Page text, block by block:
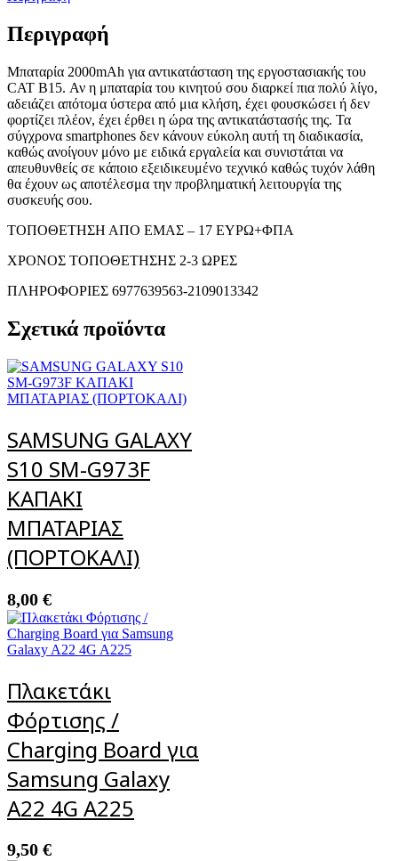
Περιγραφή
Μπαταρία 2000mAh για αντικατάσταση της εργοστασιακής του
CAT B15. Αν η μπαταρία του κινητού σου διαρκεί πια πολύ λίγο,
αδειάζει απότομα ύστερα από μια κλήση, έχει φουσκώσει ή δεν
φορτίζει πλέον, έχει έρθει η ώρα της αντικατάστασής της. Τα
σύγχρονα smartphones δεν κάνουν εύκολη αυτή τη διαδικασία,
καθώς ανοίγουν μόνο με ειδικά εργαλεία και συνιστάται να
απευθυνθείς σε κάποιο εξειδικευμένο τεχνικό καθώς τυχόν λάθη
θα έχουν ως αποτέλεσμα την προβληματική λειτουργία της
συσκευής σου.
ΤΟΠΟΘΕΤΗΣΗ ΑΠΟ ΕΜΑΣ – 17 ΕΥΡΩ+ΦΠΑ
ΧΡΟΝΟΣ ΤΟΠΟΘΕΤΗΣΗΣ 2-3 ΩΡΕΣ
ΠΛΗΡΟΦΟΡΙΕΣ 6977639563-2109013342
Σχετικά προϊόντα
SAMSUNG GALAXY
S10 SM-G973F
ΚΑΠΑΚΙ
ΜΠΑΤΑΡΙΑΣ
(ΠΟΡΤΟΚΑΛΙ)
8,00 €
Πλακετάκι
Φόρτισης /
Charging Board για
Samsung Galaxy
A22 4G A225
9,50 €